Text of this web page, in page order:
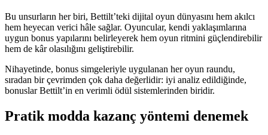
Bu unsurların her biri, Bettilt’teki dijital oyun dünyasını hem akılcı
hem heyecan verici hâle sağlar. Oyuncular, kendi yaklaşımlarına
uygun bonus yapılarını belirleyerek hem oyun ritmini güçlendirebilir
hem de kâr olasılığını geliştirebilir.
Nihayetinde, bonus simgeleriyle uygulanan her oyun raundu,
sıradan bir çevrimden çok daha değerlidir: iyi analiz edildiğinde,
bonuslar Bettilt’in en verimli ödül sistemlerinden biridir.
Pratik modda kazanç yöntemi denemek